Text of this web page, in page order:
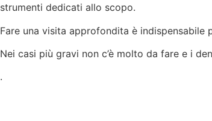
strumenti dedicati allo scopo.
Fare una visita approfondita è
Nei casi più gravi non c’è molto da fare e i
.